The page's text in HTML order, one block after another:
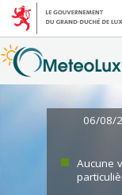
06/08/
Aucune